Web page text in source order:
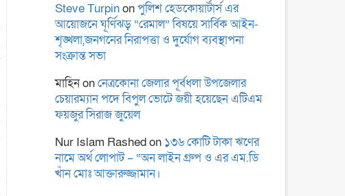
রোটারী ক্লাব অব কুমিল্লা
উচ্চ বিদ্যালয়ে বৃক্ষরোপন ও
বিতরণ
Steve Turpinonপুলিশ হেডকোয়ার্টার্স এর
আয়োজনে ঘূর্ণিঝড় “রেমাল” বিষয়ে সার্বিক আইন-
শৃঙ্খলা,জনগনের নিরাপত্তা ও দুর্যোগ ব্যবস্থাপনা
সংক্রান্ত সভা
মাহিনonনেত্রকোনা জেলার পূর্বধলা উপজেলার
চেয়ারম্যান পদে বিপুল ভোটে জয়ী হয়েছেন এটিএম
ফয়জুর সিরাজ জুয়েল
Nur Islam Rashedon ১৩৬ কোটি টাকা ঋণের
নামে অর্থ লোপাট – “অন লাইন গ্রুপ ও এর এম.ডি
খাঁন মোঃ আক্তারুজ্জামান।